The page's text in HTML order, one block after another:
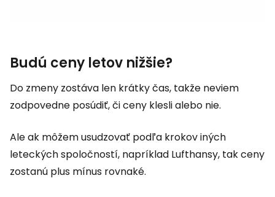
Budú ceny letov nižšie?
Do zmeny zostáva len krátky čas, takže neviem
zodpovedne posúdiť, či ceny klesli alebo nie.
Ale ak môžem usudzovať podľa krokov iných
leteckých spoločností, napríklad Lufthansy, tak ceny
zostanú plus mínus rovnaké.